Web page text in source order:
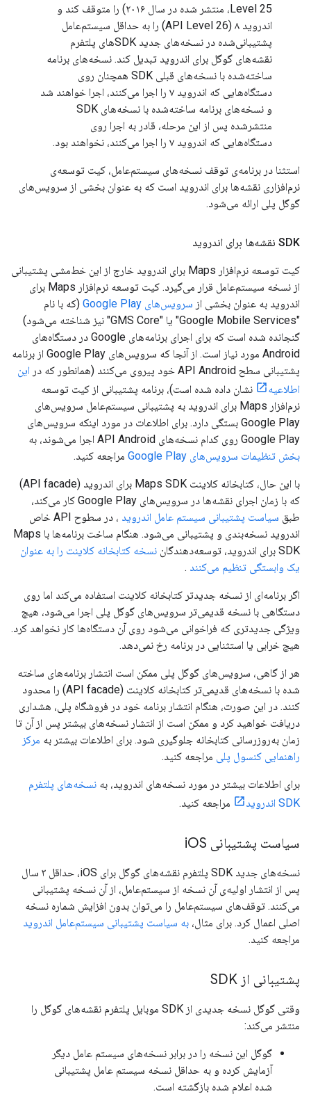
Level 25، منتشر شده در سال ۲۰۱۶) را متوقف کند و
اندروید ۸ (API Level 26) را به حداقل سیستم‌عامل
پشتیبانی‌شده در نسخه‌های جدید SDKهای پلتفرم
نقشه‌های گوگل برای اندروید تبدیل کند. نسخه‌های برنامه
ساخته‌شده با نسخه‌های قبلی SDK همچنان روی
دستگاه‌هایی که اندروید ۷ را اجرا می‌کنند، اجرا خواهند شد
و نسخه‌های برنامه ساخته‌شده با نسخه‌های SDK
منتشرشده پس از این مرحله، قادر به اجرا روی
دستگاه‌هایی که اندروید ۷ را اجرا می‌کنند، نخواهند بود.
استثنا در برنامه‌ی توقف نسخه‌های سیستم‌عامل، کیت توسعه‌ی
نرم‌افزاری نقشه‌ها برای اندروید است که به عنوان بخشی از سرویس‌های
گوگل پلی ارائه می‌شود.
SDK نقشه‌ها برای اندروید
کیت توسعه نرم‌افزار Maps برای اندروید خارج از این خط‌مشی پشتیبانی
از نسخه سیستم‌عامل قرار می‌گیرد. کیت توسعه نرم‌افزار Maps برای
اندروید به عنوان بخشی از سرویس‌های Google Play
(که با نام
"Google Mobile Services" یا "GMS Core" نیز شناخته می‌شود)
گنجانده شده است که برای اجرای برنامه‌های Google در دستگاه‌های
Android مورد نیاز است. از آنجا که سرویس‌های Google Play از برنامه
پشتیبانی سطح API Android خود پیروی می‌کنند (همانطور که در
این
اطلاعیه
نشان داده شده است)، برنامه پشتیبانی از کیت توسعه
نرم‌افزار Maps برای اندروید به پشتیبانی سیستم‌عامل سرویس‌های
Google Play بستگی دارد. برای اطلاعات در مورد اینکه سرویس‌های
Google Play روی کدام نسخه‌های API Android اجرا می‌شوند، به
بخش تنظیمات سرویس‌های Google Play
مراجعه کنید.
با این حال، کتابخانه کلاینت Maps SDK برای اندروید (API facade)
که با زمان اجرای نقشه‌ها در سرویس‌های Google Play کار می‌کند،
طبق سیاست پشتیبانی سیستم عامل اندروید
، در سطوح API خاص
اندروید نسخه‌بندی و پشتیبانی می‌شود. هنگام ساخت برنامه‌ها با Maps
SDK برای اندروید، توسعه‌دهندگان
نسخه کتابخانه کلاینت را به عنوان
یک وابستگی تنظیم می‌کنند .
اگر برنامه‌ای از نسخه جدیدتر کتابخانه کلاینت استفاده می‌کند اما روی
دستگاهی با نسخه قدیمی‌تر سرویس‌های گوگل پلی اجرا می‌شود، هیچ
ویژگی جدیدتری که فراخوانی می‌شود روی آن دستگاه‌ها کار نخواهد کرد.
هیچ خرابی یا استثنایی در برنامه رخ نمی‌دهد.
هر از گاهی، سرویس‌های گوگل پلی ممکن است انتشار برنامه‌های ساخته
شده با نسخه‌های قدیمی‌تر کتابخانه کلاینت (API facade) را محدود
کنند. در این صورت، هنگام انتشار برنامه خود در فروشگاه پلی، هشداری
دریافت خواهید کرد و ممکن است از انتشار نسخه‌های بیشتر پس از آن تا
زمان به‌روزرسانی کتابخانه جلوگیری شود. برای اطلاعات بیشتر به مرکز
راهنمایی کنسول پلی مراجعه کنید.
برای اطلاعات بیشتر در مورد نسخه‌های اندروید، به نسخه‌های پلتفرم
SDK اندروید
مراجعه کنید.
سیاست پشتیبانی i OS
نسخه‌های جدید SDK پلتفرم نقشه‌های گوگل برای iOS، حداقل ۳ سال
پس از انتشار اولیه‌ی آن نسخه از سیستم‌عامل، از آن نسخه پشتیبانی
می‌کنند. توقف‌های سیستم‌عامل را می‌توان بدون افزایش شماره نسخه
اصلی اعمال کرد. برای مثال، به سیاست پشتیبانی سیستم‌عامل اندروید
مراجعه کنید.
پشتیبانی از SDK
وقتی گوگل نسخه جدیدی از SDK موبایل پلتفرم نقشه‌های گوگل را
منتشر می‌کند:
گوگل این نسخه را در برابر نسخه‌های سیستم عامل دیگر
آزمایش کرده و به حداقل نسخه سیستم عامل پشتیبانی
شده اعلام شده بازگشته است.